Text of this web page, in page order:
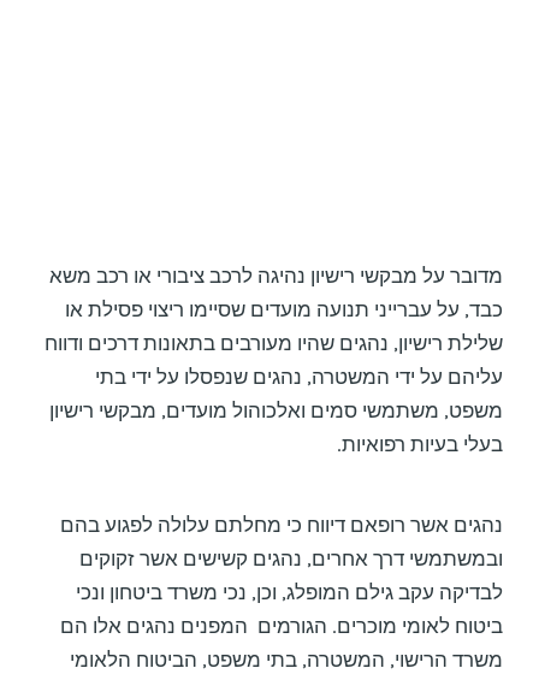
מדובר על מבקשי רישיון נהיגה לרכב ציבורי או רכב משא
כבד, על עברייני תנועה מועדים שסיימו ריצוי פסילת או
שלילת רישיון, נהגים שהיו מעורבים בתאונות דרכים ודווח
עליהם על ידי המשטרה, נהגים שנפסלו על ידי בתי
משפט, משתמשי סמים ואלכוהול מועדים, מבקשי רישיון
בעלי בעיות רפואיות.
נהגים אשר רופאם דיווח כי מחלתם עלולה לפגוע בהם
ובמשתמשי דרך אחרים, נהגים קשישים אשר זקוקים
לבדיקה עקב גילם המופלג, וכן, נכי משרד ביטחון ונכי
ביטוח לאומי מוכרים. הגורמים המפנים נהגים אלו הם
משרד הרישוי, המשטרה, בתי משפט, הביטוח הלאומי